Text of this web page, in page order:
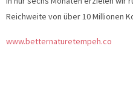
Reichweite von über 10 Millionen
www.betternaturetempeh.co